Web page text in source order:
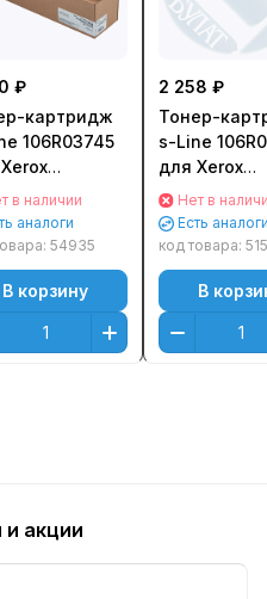
₽
картридж
106R03745
C7020
(Black)
в наличии
аналоги
54935
В корзину
2 258 ₽
Тонер-
s-Line
для Xerox
VersaLink
(23600стр.)
Черный
Нет в
Есть
код товара:
В
и акции